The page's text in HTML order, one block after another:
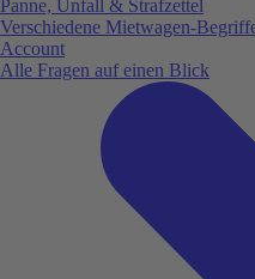
Panne, Unfall & Strafzettel
Verschiedene Mietwagen-
Account
Alle Fragen auf einen Blick